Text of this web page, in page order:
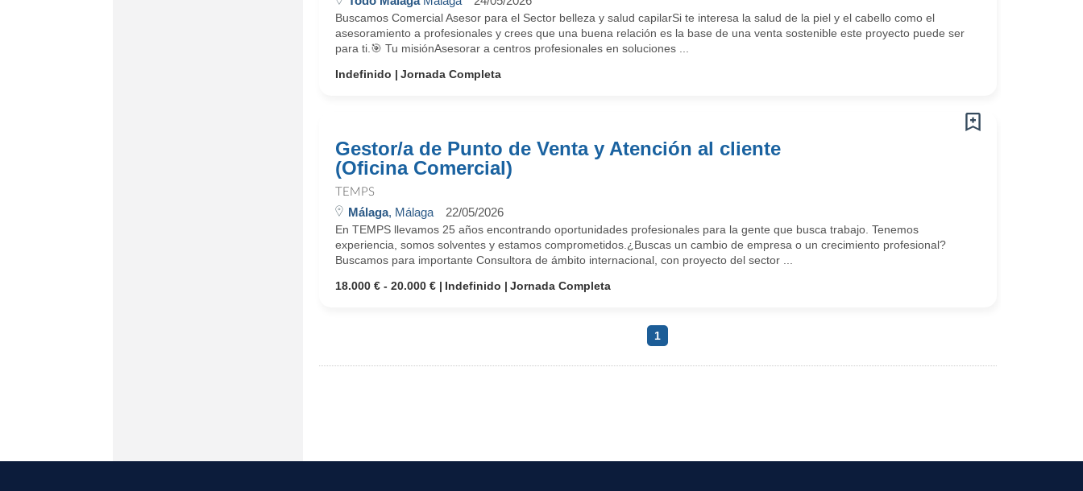
Buscamos Comercial Asesor para el Sector belleza y salud capilarSi te interesa la salud de la piel y el cabello como el
asesoramiento a profesionales y crees que una buena relación es la base de una venta sostenible este proyecto puede ser
para ti.🎯 Tu misiónAsesorar a centros profesionales en soluciones ...
Indefinido
Jornada Completa
Gestor/a de Punto de Venta y Atención al cliente
(Oficina Comercial)
TEMPS
Málaga, Málaga 22/05/2026
En TEMPS llevamos 25 años encontrando oportunidades profesionales para la gente que busca trabajo. Tenemos
experiencia, somos solventes y estamos comprometidos.¿Buscas un cambio de empresa o un crecimiento profesional?
Buscamos para importante Consultora de ámbito internacional, con proyecto del sector ...
18.000 € - 20.000 €
Indefinido Jornada Completa
1